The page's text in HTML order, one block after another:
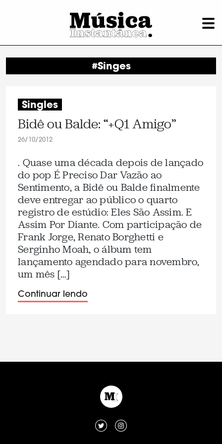
#Singes
Singles
Bidê ou Balde: “+Q1 Amigo”
26/10/2012
. Quase uma década depois de lançado
do pop É Preciso Dar Vazão ao
Sentimento, a Bidê ou Balde finalmente
deve entregar ao público o quarto
registro de estúdio: Eles São Assim. E
Assim Por Diante. Com participação de
Frank Jorge, Renato Borghetti e
Serginho Moah, o álbum tem
lançamento agendado para novembro,
um mês […]
Continuar lendo